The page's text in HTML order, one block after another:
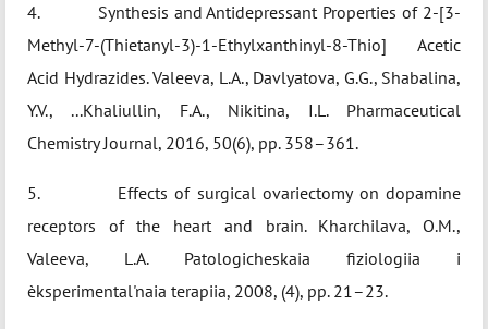
4. Synthesis and Antidepressant Properties of 2-[3-
Methyl-7-(Thietanyl-3)-1-Ethylxanthinyl-8-Thio] Acetic
Acid Hydrazides. Valeeva, L.A., Davlyatova, G.G., Shabalina,
Y.V., ...Khaliullin, F.A., Nikitina, I.L. Pharmaceutical
Chemistry Journal, 2016, 50(6), pp. 358–361.
5. Effects of surgical ovariectomy on dopamine
receptors of the heart and brain. Kharchilava, O.M.,
Valeeva, L.A. Patologicheskaia fiziologiia i
èksperimental'naia terapiia, 2008, (4), pp. 21–23.